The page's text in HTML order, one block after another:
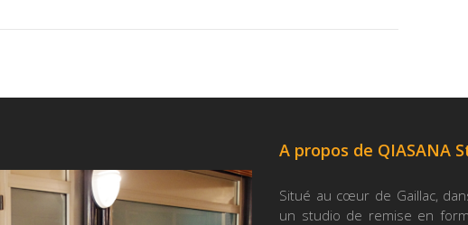
A propos de QIASANA
Situé au cœur de Gaillac,
un studio de remise en